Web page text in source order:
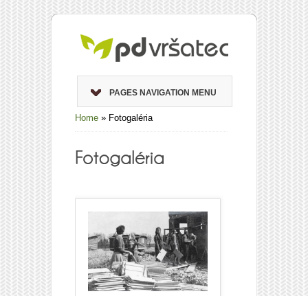
PAGES NAVIGATION MENU
Home » Fotogaléria